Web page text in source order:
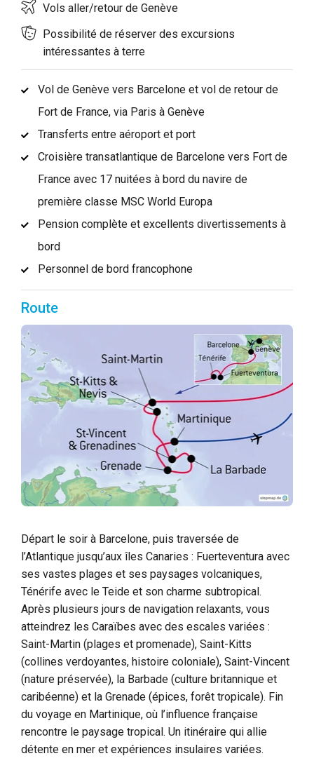
Vols aller/retour de Genève
Possibilité de réserver des excursions
intéressantes à terre
Vol de Genève vers Barcelone et vol de retour de
Fort de France, via Paris à Genève
Transferts entre aéroport et port
Croisière transatlantique de Barcelone vers Fort de
France avec 17 nuitées à bord du navire de
première classe MSC World Europa
Pension complète et excellents divertissements à
bord
Personnel de bord francophone
Route
Départ le soir à Barcelone, puis traversée de
l’Atlantique jusqu’aux îles Canaries : Fuerteventura avec
ses vastes plages et ses paysages volcaniques,
Ténérife avec le Teide et son charme subtropical.
Après plusieurs jours de navigation relaxants, vous
atteindrez les Caraïbes avec des escales variées :
Saint-Martin (plages et promenade), Saint-Kitts
(collines verdoyantes, histoire coloniale), Saint-Vincent
(nature préservée), la Barbade (culture britannique et
caribéenne) et la Grenade (épices, forêt tropicale). Fin
du voyage en Martinique, où l’influence française
rencontre le paysage tropical. Un itinéraire qui allie
détente en mer et expériences insulaires variées.